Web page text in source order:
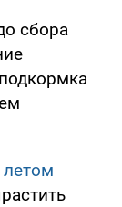
сбора
летом